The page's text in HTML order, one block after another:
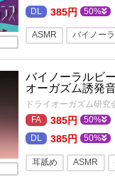
添い寝385円 50%
ASMR バイノー
性転換・女体化
バイノーラル メ
バイノーラルビ
オーガズム誘発
ミナル
ドライオーガズム研究
385円 50%
385円 50%
耳舐め ASMR